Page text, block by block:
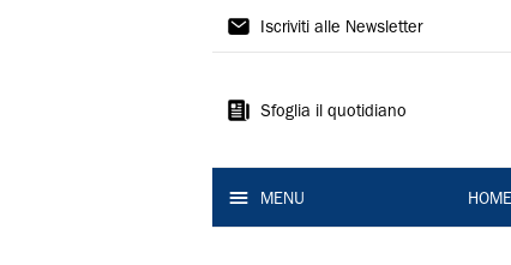
La
Ferrara
Iscriviti alle Newsletter
Sfoglia il quotidiano
MENU HOME